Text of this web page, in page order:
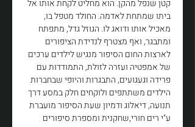
קטן שנפל מהקן. הוא מחליט לקחת אותו אל
ביתו שמתחת לאדמה. החולד מטפל בו,
מאכיל אותו ודואג לו. הגוזל גדל, מתפתח
ומתבגר, ואף מצטרף לנדידת הציפורים
לארצות החום הסיפור מנגיש לילדים ערכים
של אמפטיה ועזרה לזולת, התמודדות עם
פרידה וגעגועים, התבגרות והיופי שבחברות
הילדים משתתפים ולוקחים חלק במסע דרך
תנועה, דיאלוג ודמיון שעת הסיפור מועברת
ע"י רים חורי,שחקנית ומספרת סיפורים